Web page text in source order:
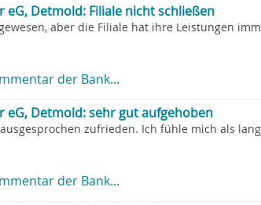
eG, Detmold: Filiale nicht schließen
aber die Filiale hat ihre Leistungen
der Bank...
eG, Detmold: sehr gut aufgehoben
zufrieden. Ich fühle mich als
der Bank...